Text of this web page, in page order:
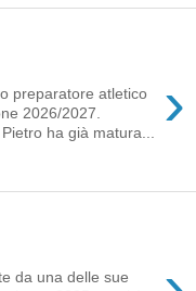
›
preparatore atletico
2026/2027.
ha già matura...
da una delle sue